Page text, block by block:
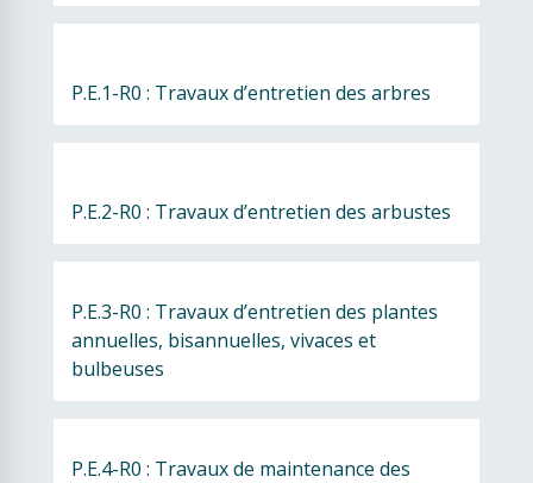
P.E.1-R0 : Travaux d’entretien des arbres
P.E.2-R0 : Travaux d’entretien des arbustes
P.E.3-R0 : Travaux d’entretien des plantes
annuelles, bisannuelles, vivaces et
bulbeuses
P.E.4-R0 : Travaux de maintenance des